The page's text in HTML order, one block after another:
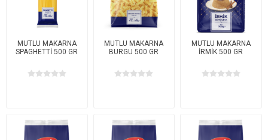
MUTLU MAKARNA
SPAGHETTİ 500 GR
MUTLU MAKARNA
BURGU 500 GR
MUTLU MAKARNA
İRMİK 500 GR